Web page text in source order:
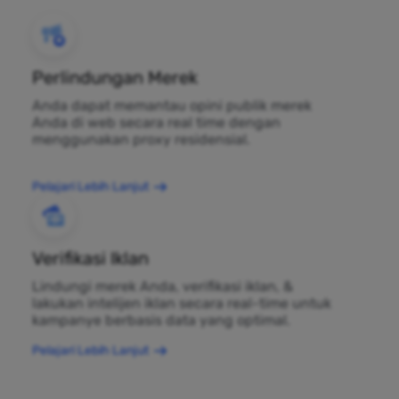
Perlindungan Merek
Anda dapat memantau opini publik merek
Anda di web secara real time dengan
menggunakan proxy residensial.
Pelajari Lebih Lanjut
Verifikasi Iklan
Lindungi merek Anda, verifikasi iklan, &
lakukan intelijen iklan secara real-time untuk
kampanye berbasis data yang optimal.
Pelajari Lebih Lanjut